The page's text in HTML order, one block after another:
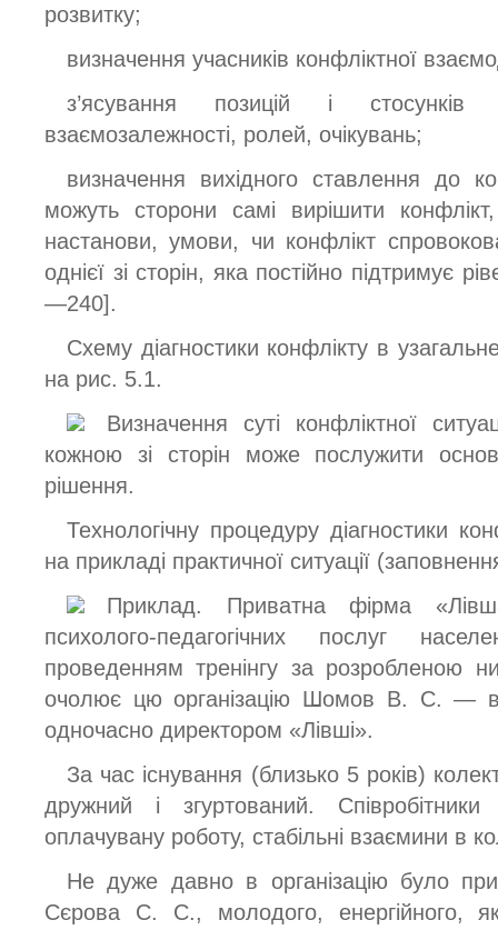
розвитку;
визначення учасників конфліктної
з’ясування позицій і
взаємозалежності, ролей, очікувань;
визначення вихідного ставлення до
можуть сторони самі вирішити конфлікт,
настанови, умови, чи конфлікт
однієї зі сторін, яка постійно підтримує
—240].
Схему діагностики конфлікту в
на рис. 5.1.
Визначення суті конфліктної
кожною зі сторін може послужити
рішення.
Технологічну процедуру діагностики
на прикладі практичної ситуації
Приклад. Приватна фірма
психолого-педагогічних послуг
проведенням тренінгу за розробленою
очолює цю організацію Шомов В. С. —
одночасно директором «Лівші».
За час існування (близько 5 років)
дружний і згуртований.
оплачувану роботу, стабільні взаємини в
Не дуже давно в організацію було
Сєрова С. С., молодого, енергійного,